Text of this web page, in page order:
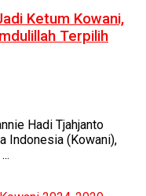
Ketum Kowani,
Terpilih
Hadi Tjahjanto
Indonesia (Kowani),